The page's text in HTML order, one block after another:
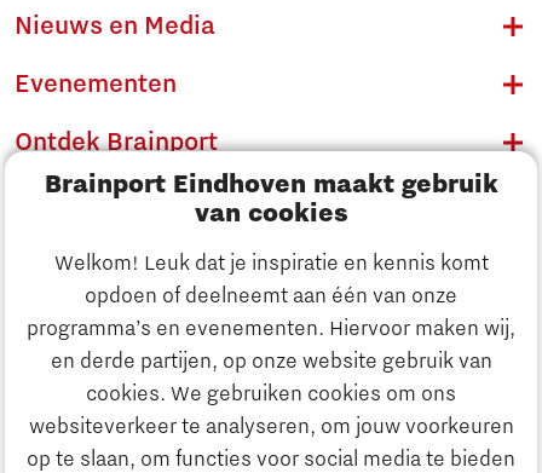
Brainport Eindhoven maakt gebruik
van cookies
Welkom! Leuk dat je inspiratie en kennis komt
opdoen of deelneemt aan één van onze
programma’s en evenementen. Hiervoor maken wij,
en derde partijen, op onze website gebruik van
cookies. We gebruiken cookies om ons
websiteverkeer te analyseren, om jouw voorkeuren
op te slaan, om functies voor social media te bieden
Ontdek Brainport
Innovatie
Nieuws en Media
Evenementen
Ontdek Brainport
Innovatie
Ondernemen
Onderwijs
Maatschappelijk
Strategie & Organisatie